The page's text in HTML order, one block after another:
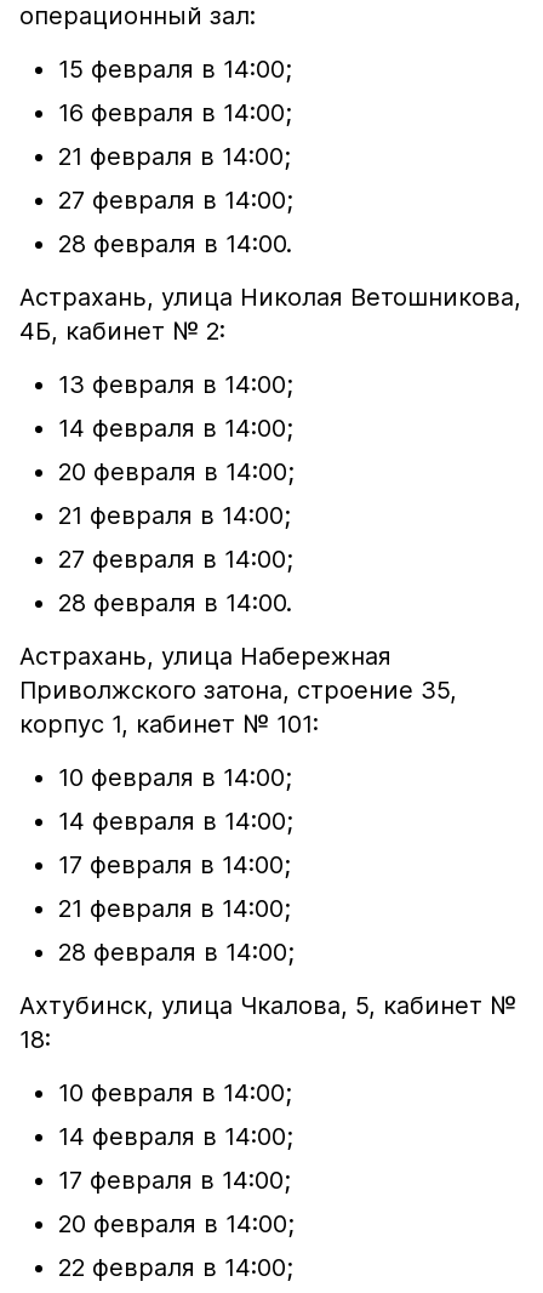
операционный зал:
15 февраля в 14:00;
16 февраля в 14:00;
21 февраля в 14:00;
27 февраля в 14:00;
28 февраля в 14:00.
Астрахань, улица Николая Ветошникова,
4Б, кабинет № 2:
13 февраля в 14:00;
14 февраля в 14:00;
20 февраля в 14:00;
21 февраля в 14:00;
27 февраля в 14:00;
28 февраля в 14:00.
Астрахань, улица Набережная
Приволжского затона, строение 35,
корпус 1, кабинет № 101:
10 февраля в 14:00;
14 февраля в 14:00;
17 февраля в 14:00;
21 февраля в 14:00;
28 февраля в 14:00;
Ахтубинск, улица Чкалова, 5, кабинет №
18:
10 февраля в 14:00;
14 февраля в 14:00;
17 февраля в 14:00;
20 февраля в 14:00;
22 февраля в 14:00;